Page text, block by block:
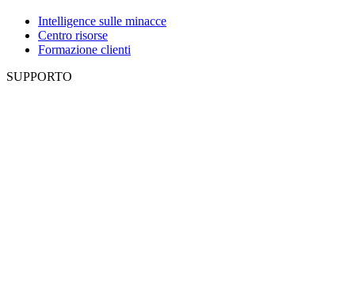
Intelligence sulle minacce
Centro risorse
Formazione clienti
SUPPORTO